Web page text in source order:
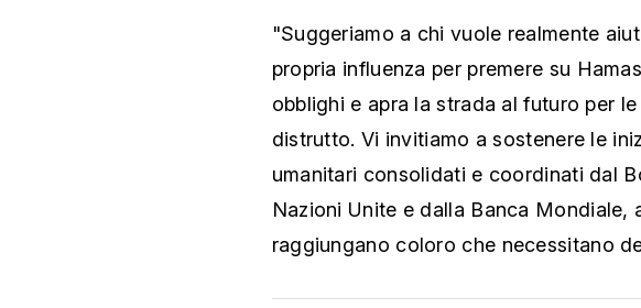
"Suggeriamo a chi vuole realmente
propria influenza per premere su
obblighi e apra la strada al futuro per
distrutto. Vi invitiamo a sostenere le
umanitari consolidati e coordinati dal
Nazioni Unite e dalla Banca
raggiungano coloro che necessitano